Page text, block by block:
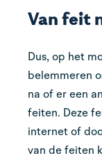
Van feit
Dus, op het
belemmeren
na of er een
feiten. Deze
internet of
van de feiten